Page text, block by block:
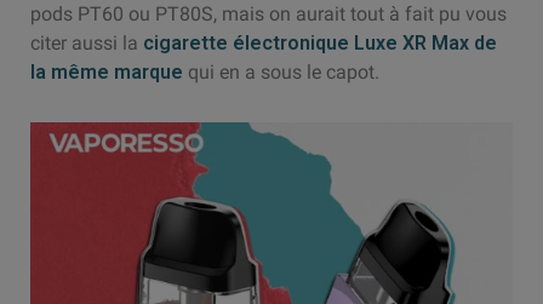
pods PT60 ou PT80S, mais on aurait tout à fait pu vous
citer aussi la cigarette électronique Luxe XR Max de
la même marque qui en a sous le capot.